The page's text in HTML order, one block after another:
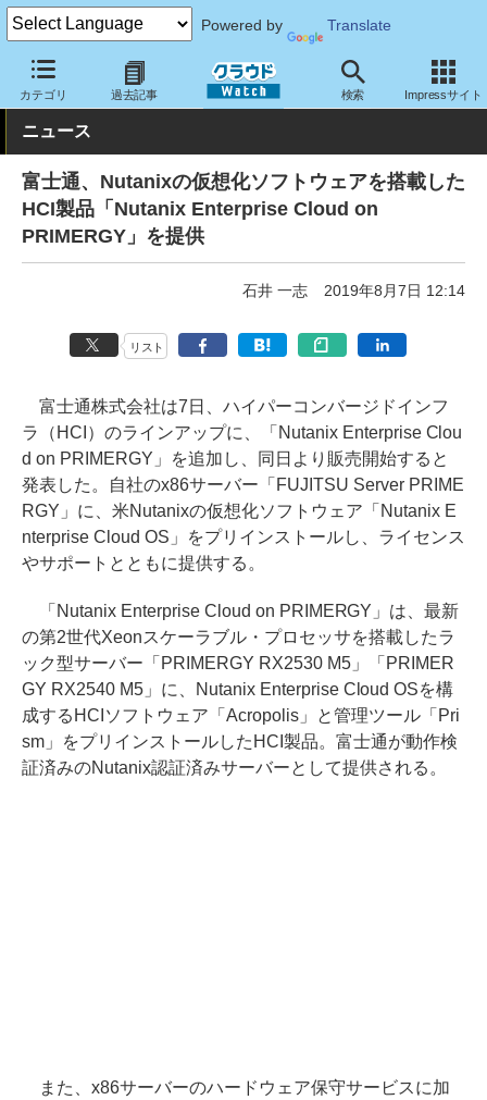
Powered by Translate
カテゴリ 過去記事 検索 Impressサイト
クラウド Watch ハード・インフラ 垂直統合型
ニュース
富士通、Nutanixの仮想化ソフトウェアを搭載した
HCI製品「Nutanix Enterprise Cloud on
PRIMERGY」を提供
石井 一志 2019年8月7日 12:14
リスト
富士通株式会社は7日、ハイパーコンバージドインフ
ラ（HCI）のラインアップに、「Nutanix Enterprise Clou
d on PRIMERGY」を追加し、同日より販売開始すると
発表した。自社のx86サーバー「FUJITSU Server PRIME
RGY」に、米Nutanixの仮想化ソフトウェア「Nutanix E
nterprise Cloud OS」をプリインストールし、ライセンス
やサポートとともに提供する。
「Nutanix Enterprise Cloud on PRIMERGY」は、最新
の第2世代Xeonスケーラブル・プロセッサを搭載したラ
ック型サーバー「PRIMERGY RX2530 M5」「PRIMER
GY RX2540 M5」に、Nutanix Enterprise Cloud OSを構
成するHCIソフトウェア「Acropolis」と管理ツール「Pri
sm」をプリインストールしたHCI製品。富士通が動作検
証済みのNutanix認証済みサーバーとして提供される。
また、x86サーバーのハードウェア保守サービスに加